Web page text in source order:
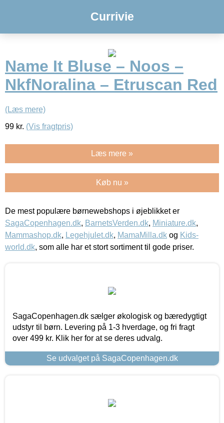
Currivie
Name It Bluse – Noos –
NkfNoralina – Etruscan Red
(Læs mere)
99 kr. (Vis fragtpris)
Læs mere »
Køb nu »
De mest populære børnewebshops i øjeblikket er
SagaCopenhagen.dk, BarnetsVerden.dk, Miniature.dk,
Mammashop.dk, Legehjulet.dk, MamaMilla.dk og Kids-
world.dk, som alle har et stort sortiment til gode priser.
SagaCopenhagen.dk sælger økologisk og bæredygtigt
udstyr til børn. Levering på 1-3 hverdage, og fri fragt
over 499 kr. Klik her for at se deres udvalg.
Se udvalget på SagaCopenhagen.dk